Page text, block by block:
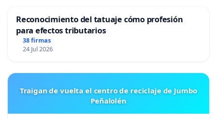
Reconocimiento del tatuaje cómo profesión
para efectos tributarios
38 firmas
24 Jul 2026
Traigan de vuelta el centro de reciclaje de Jumbo
Peñalolén